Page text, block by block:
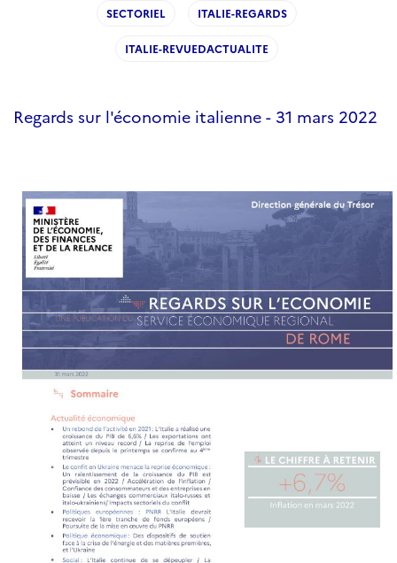
SECTORIEL ITALIE-REGARDS
ITALIE-REVUEDACTUALITE
Regards sur l'économie italienne - 31 mars 2022